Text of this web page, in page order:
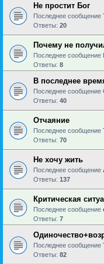
Не простит Бог
Последнее сообщение
Ответы: 20
Почему не
Последнее сообщение
Ответы: 8
В последнее
Последнее сообщение
Ответы: 40
Отчаяние
Последнее сообщение
Ответы: 70
Не хочу жить
Последнее сообщение
Ответы: 137
Критическая
Последнее сообщение
Ответы: 7
Последнее сообщение
Ответы: 82